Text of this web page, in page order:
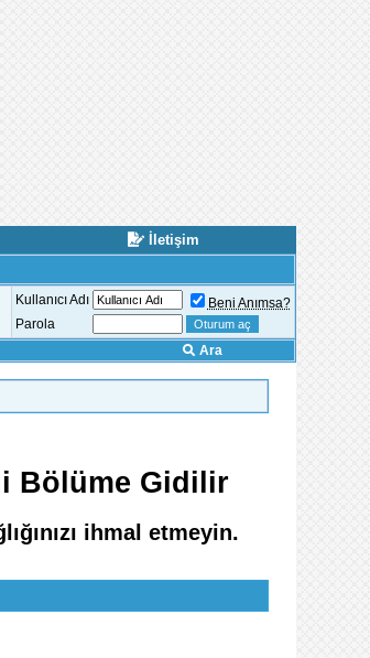
İletişim
Kullanıcı Adı
Beni Anımsa?
Parola
Ara
Bölüme Gidilir
ihmal etmeyin.